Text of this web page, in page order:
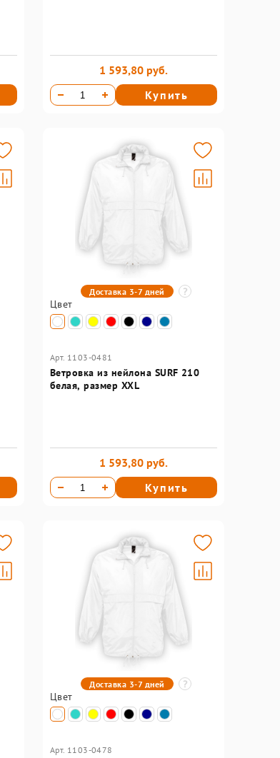
1 593,80 руб.
Купить
Доставка 3-7 дней
Цвет
Арт. 1103-0481
Ветровка из нейлона SURF 210
белая, размер XXL
1 593,80 руб.
Купить
Доставка 3-7 дней
Цвет
Арт. 1103-0478